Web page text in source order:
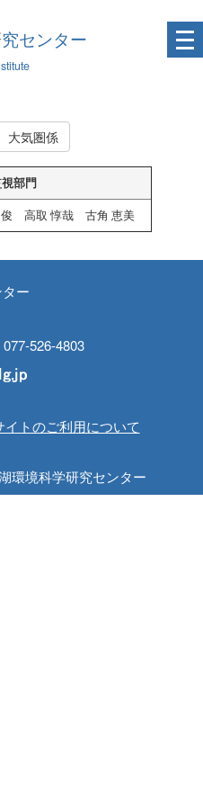
センター
大気圏係
部門
高取 惇哉 古角 恵美
ー
526-4803
イトのご利用について
環境科学研究センター